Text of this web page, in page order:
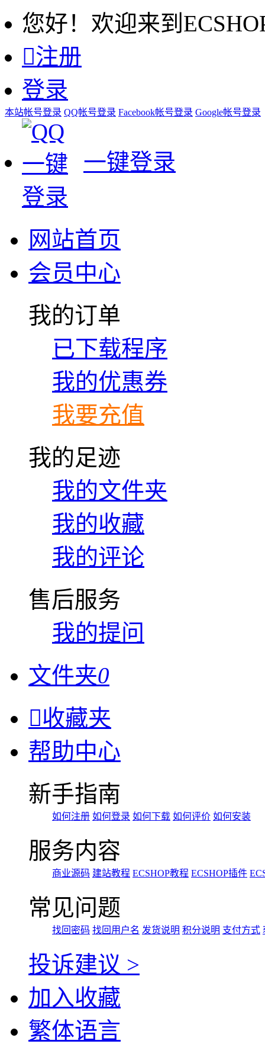
您好！欢迎来到
注册
登录
本站帐号登录 QQ帐号登录 Facebook帐号登录 Google帐号登录
一键登录
网站首页
会员中心
我的订单
已下载程序
我的优惠券
我要充值
我的足迹
我的文件夹
我的收藏
我的评论
售后服务
我的提问
文件夹0
收藏夹
帮助中心
新手指南
如何注册 如何登录 如何下载 如何评价 如何安装
服务内容
商业源码 建站教程 ECSHOP教程 ECSHOP插件
常见问题
找回密码 找回用户名 发货说明 积分说明 支付方式
投诉建议 >
加入收藏
繁体语言